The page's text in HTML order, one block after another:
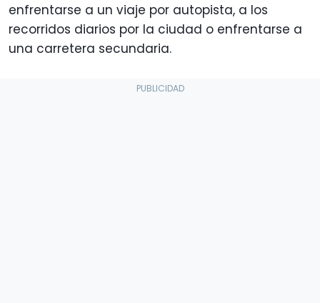
enfrentarse a un viaje por autopista, a los
recorridos diarios por la ciudad o enfrentarse a
una carretera secundaria.